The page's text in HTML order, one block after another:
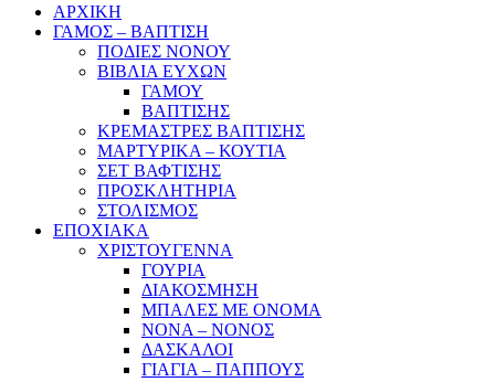
ΑΡΧΙΚΗ
ΓΑΜΟΣ – ΒΑΠΤΙΣΗ
ΠΟΔΙΕΣ ΝΟΝΟΥ
ΒΙΒΛΙΑ ΕΥΧΩΝ
ΓΑΜΟΥ
ΒΑΠΤΙΣΗΣ
ΚΡΕΜΑΣΤΡΕΣ ΒΑΠΤΙΣΗΣ
ΜΑΡΤΥΡΙΚΑ – ΚΟΥΤΙΑ
ΣΕΤ ΒΑΦΤΙΣΗΣ
ΠΡΟΣΚΛΗΤΗΡΙΑ
ΣΤΟΛΙΣΜΟΣ
ΕΠΟΧΙΑΚΑ
ΧΡΙΣΤΟΥΓΕΝΝΑ
ΓΟΥΡΙΑ
ΔΙΑΚΟΣΜΗΣΗ
ΜΠΑΛΕΣ ΜΕ ΟΝΟΜΑ
ΝΟΝΑ – ΝΟΝΟΣ
ΔΑΣΚΑΛΟΙ
ΓΙΑΓΙΑ – ΠΑΠΠΟΥΣ